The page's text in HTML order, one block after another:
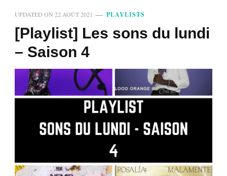
UPDATED ON 22 AOÛT 2021 PLAYLISTS
[Playlist] Les sons du lundi
– Saison 4